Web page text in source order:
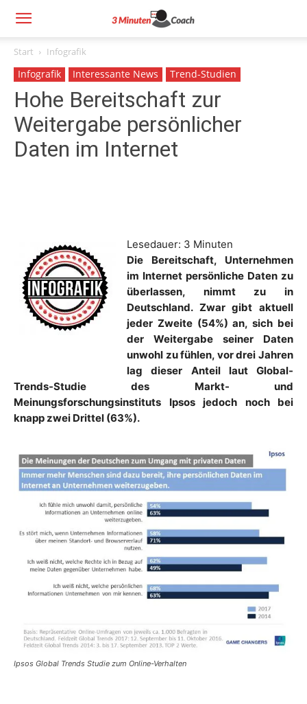
Start Infografik
Infografik Interessante News Trend-Studien
Hohe Bereitschaft zur
Weitergabe persönlicher
Daten im Internet
Lesedauer: 3 Minuten
Die Bereitschaft, Unternehmen
im Internet persönliche Daten zu
überlassen, nimmt zu in
Deutschland. Zwar gibt aktuell
jeder Zweite (54%) an, sich bei
der Weitergabe seiner Daten
unwohl zu fühlen, vor drei Jahren
lag dieser Anteil laut Global-
Trends-Studie des Markt- und
Meinungsforschungsinstituts Ipsos jedoch noch bei
knapp zwei Drittel (63%).
Ipsos Global Trends Studie zum Online-Verhalten